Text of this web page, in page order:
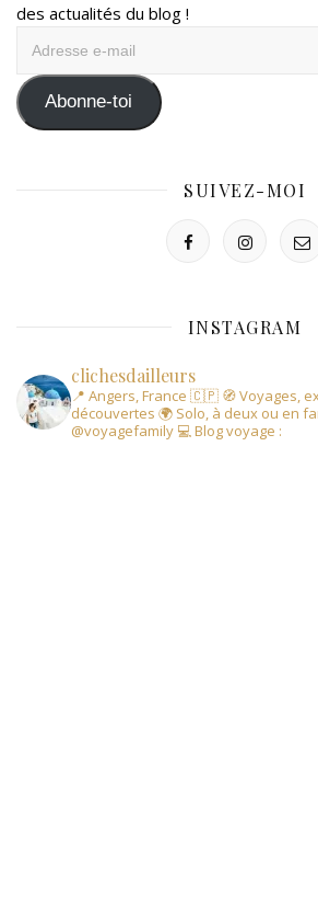
des actualités du blog !
mail Abonne-toi
SUIVEZ-MOI
INSTAGRAM
clichesdailleurs
📍 Angers, France 🇨🇵 🧭 Voyages,
découvertes 🌍 Solo, à deux ou en
@voyagefamily 💻 Blog voyage :